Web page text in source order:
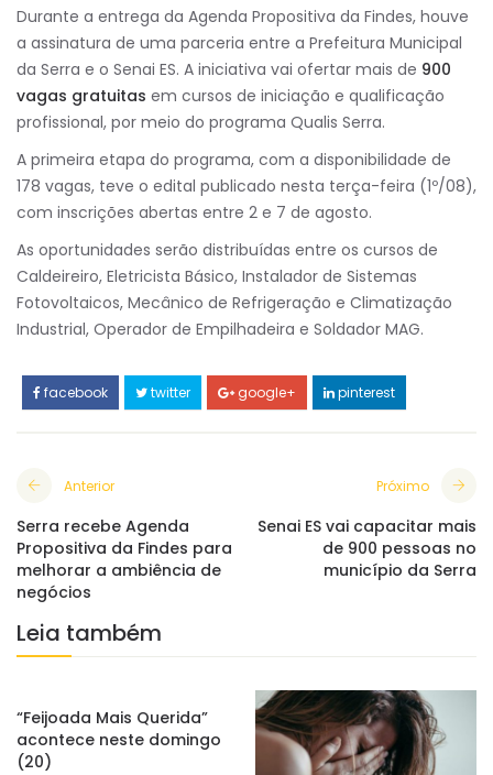
Durante a entrega da Agenda Propositiva da Findes, houve
a assinatura de uma parceria entre a Prefeitura Municipal
da Serra e o Senai ES. A iniciativa vai ofertar mais de 900
vagas gratuitas em cursos de iniciação e qualificação
profissional, por meio do programa Qualis Serra.
A primeira etapa do programa, com a disponibilidade de
178 vagas, teve o edital publicado nesta terça-feira (1º/08),
com inscrições abertas entre 2 e 7 de agosto.
As oportunidades serão distribuídas entre os cursos de
Caldeireiro, Eletricista Básico, Instalador de Sistemas
Fotovoltaicos, Mecânico de Refrigeração e Climatização
Industrial, Operador de Empilhadeira e Soldador MAG.
facebook twitter google+ pinterest
Anterior
Serra recebe Agenda
Propositiva da Findes para
melhorar a ambiência de
negócios
Próximo
Senai ES vai capacitar mais
de 900 pessoas no
município da Serra
Leia também
“Feijoada Mais Querida”
acontece neste domingo
(20)